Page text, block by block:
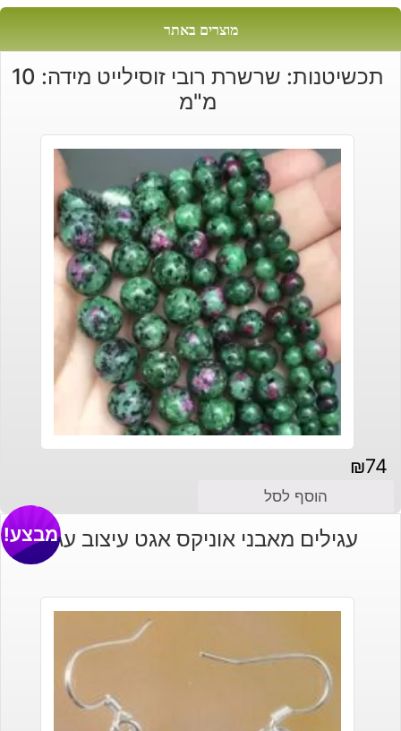
מוצרים באתר
תכשיטנות: שרשרת רובי זוסילייט מידה: 10
מ"מ
₪74
הוסף לסל
עגילים מאבני אוניקס אגט עיצוב עגולמבצע!